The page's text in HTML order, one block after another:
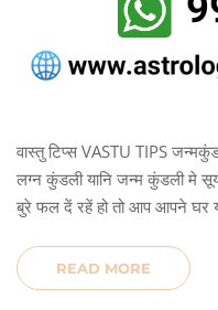
वास्तु टिप्स VASTU TIPS
लग्न कुंडली यानि जन्म कुंडली मे
बुरे फल दें रहें हो तो आप आपने घर
READ MORE